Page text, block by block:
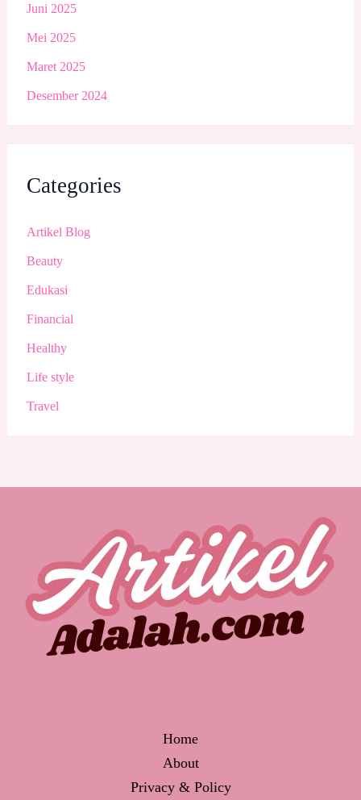
Juni 2025
Mei 2025
Maret 2025
Desember 2024
Categories
Artikel Blog
Beauty
Edukasi
Financial
Healthy
Life style
Travel
Home
About
Privacy & Policy